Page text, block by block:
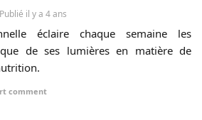
Publié il y a 4 ans
éclaire chaque semaine les
de ses lumières en matière de
comment